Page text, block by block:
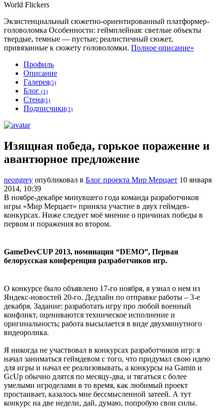
World Flickers
Экзистенциальный сюжетно-ориентированный платформер-
головоломка Особенности: геймплейная: светлые объекты
твердые, темные — пустые; реалистичный сюжет,
привязанные к сюжету головоломки. Полное описание»
Профиль
Описание
Галерея(5)
Блог (1)
Стена(1)
Подписчики(1)
Изящная победа, горькое поражение и
авантюрное предложение
neongrey опубликовал в Блог проекта Мир Мерцает 10 января
2014, 10:39
В ноябре-декабре минувшего года команда разработчиков
игры «Мир Мерцает» приняла участие в двух геймдев-
конкурсах. Ниже следует моё мнение о причинах победы в
первом и поражения во втором.
GameDevCUP 2013, номинация “DEMO”, Первая
белорусская конференция разработчиков игр.
О конкурсе было объявлено 17-го ноября, я узнал о нем из
Яндекс-новостей 20-го. Дедлайн по отправке работы – 3-е
декабря. Задание: разработать игру про любой военный
конфликт, оцениваются техническое исполнение и
оригинальность; работа высылается в виде двухминутного
видеоролика.
Я никогда не участвовал в конкурсах разработчиков игр: я
начал заниматься геймдевом с того, что придумал свою идею
для игры и начал ее реализовывать, а конкурсы на Gamin и
GcUp обычно длятся по месяцу-два, и тягаться с более
умелыми игроделами в то время, как любимый проект
простаивает, казалось мне бессмысленной затеей. А тут
конкурс на две недели, дай, думаю, попробую свои силы.